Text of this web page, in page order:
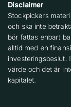
Disclaimer
Stockpickers
och ska inte
bör fattas enbart
alltid med en
investeringsbeslut.
värde och det är
kapitalet.